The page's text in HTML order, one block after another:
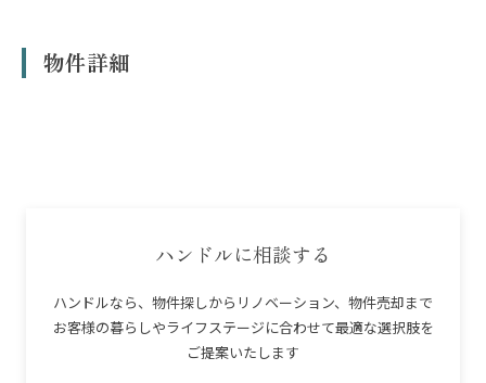
※物件の条件によってはローンが使えない場合があります。
※借入にあたっては金融機関による審査があり、お客様の収入、勤続年数、
※物件購入時には、仲介手数料、登記費用、火災保険料、ローン事務手数
※住宅ローン控除や各種給付金、不動産取得税等の減税措置については、個
別の条件により適用可否が異なります。詳細は担当者にご確認ください。
物件詳細
ハンドルに相談する
ハンドルなら、物件探しからリノベーション、物件売却まで
お客様の暮らしやライフステージに合わせて最適な選択肢を
ご提案いたします